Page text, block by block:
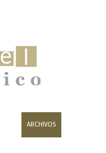
venezolana
ARCHIVOS